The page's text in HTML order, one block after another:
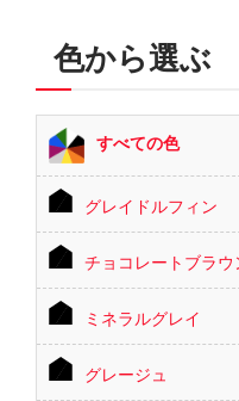
色から選ぶ
すべての色
グレイドルフィン
チョコレートブラウ
ミネラルグレイ
グレージュ